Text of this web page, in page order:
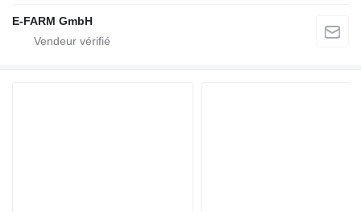
E-FARM GmbH